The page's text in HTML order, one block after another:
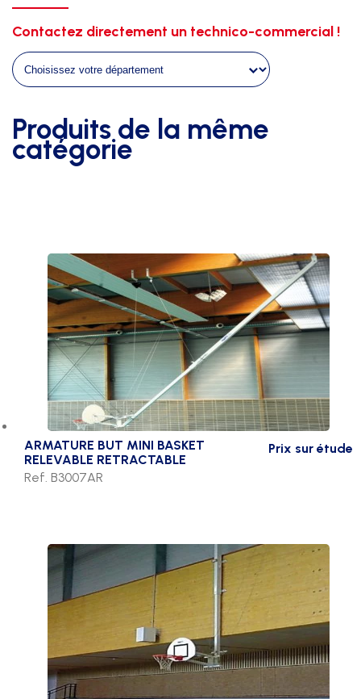
Contactez directement un technico-commercial !
Produits de la même
catégorie
ARMATURE BUT MINI BASKET
RELEVABLE RETRACTABLE
Prix sur étude
Ref. B3007AR